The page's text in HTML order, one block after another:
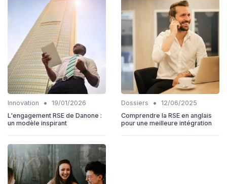
Innovation •
19/01/2026
L'engagement RSE de Danone :
un modèle inspirant
Dossiers •
12/06/2025
Comprendre la RSE en anglais
pour une meilleure intégration